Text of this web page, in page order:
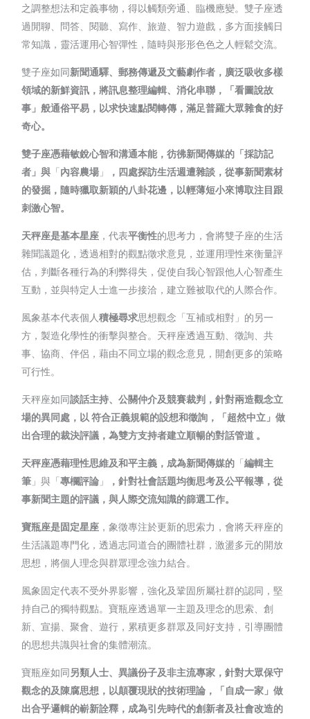
之調整想法和定義事物，得以觸類旁通、臨機應變。雙子座透
過閒聊、問答、閱聽、寫作、旅遊、智力遊戲，多方面接觸日
常知識，靈活運用心智彈性，隨時與形形色色之人輕鬆交流。
雙子座如同新聞通驛、郵務傳遞及文藝劇作者， 廣泛吸收多樣
領域的新鮮資訊，將訊息整理編輯、消化串聯，「看圖說故
事」般通俗平易，以求快速點閱轉傳，滿足普羅大眾雜食的好
奇心。
雙子座憑藉敏銳心智和溝通本能，彷彿新聞傳媒的「採訪記
者」與 「內容農場 」
，四處探訪生活週遭雜談，從事新聞素材
的發掘，隨時獵取新穎的八卦花邊，以輕薄短小來博取注目跟
刺激心智。
天秤座是基本星座 ，代表平衡性的思考力，會將雙子座的生活
雜聞議題化，透過相對的觀點徵求意見，並運用理性來衡量評
估，判斷各種行為的利弊得失，促使自我心智跟他人心智產生
互動，並與特定人士進一步接洽，建立難被取代的人際合作。
風象基本代表個人積極尋求思想觀念「互補或相對」的另一
方，製造化學性的衝擊與整合。天秤座透過互動、徵詢、共
事、協商、伴侶，藉由不同立場的觀念意見，開創更多的策略
可行性。
天秤座如同談話主持、公關仲介及競賽裁判，針對兩造觀念立
場的異同處，以 符合正義規範的設想和徵詢，「超然中立」做
出合理的裁決評議，為雙方支持者建立順暢的對話管道 。
天秤座憑藉理性思維及和平主義，成為新聞傳媒的 「編輯主
筆 」與「專欄評論 」
，針對社會話題均衡思考及公平報導，從
事新聞主題的評議，與人際交流知識的篩選工作。
寶瓶座是固定星座 ，象徵專注於更新的思索力，會將天秤座的
生活議題專門化，透過志同道合的團體社群，激盪多元的開放
思想，將個人理念與群眾理念強力結合。
風象固定代表不受外界影響，強化及鞏固所屬社群的認同，堅
持自己的獨特觀點。寶瓶座透過單一主題及理念的思索、創
新、宣揚、聚會、遊行，累積更多群眾及同好支持，引導團體
的思想共識與社會的集體潮流。
寶瓶座如同另類人士、異議份子及非主流專家，針對大眾保守
觀念的及陳腐思想，以顛覆現狀的技術理論，「自成一家」做
出合乎邏輯的嶄新詮釋，成為引先時代的創新者及社會改造的